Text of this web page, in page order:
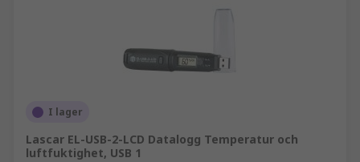
I lager
Lascar EL-USB-2-LCD Datalogg Temperatur och
luftfuktighet, USB 1